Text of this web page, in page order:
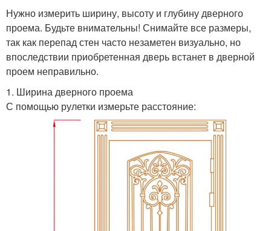
Нужно измерить ширину, высоту и глубину дверного
проема. Будьте внимательны! Снимайте все размеры,
так как перепад стен часто незаметен визуально, но
впоследствии приобретенная дверь встанет в дверной
проем неправильно.
1. Ширина дверного проема
С помощью рулетки измерьте расстояние: